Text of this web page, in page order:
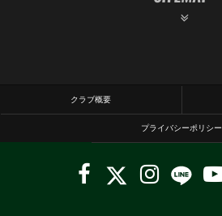
クラブ概要
プライバシーポリシー